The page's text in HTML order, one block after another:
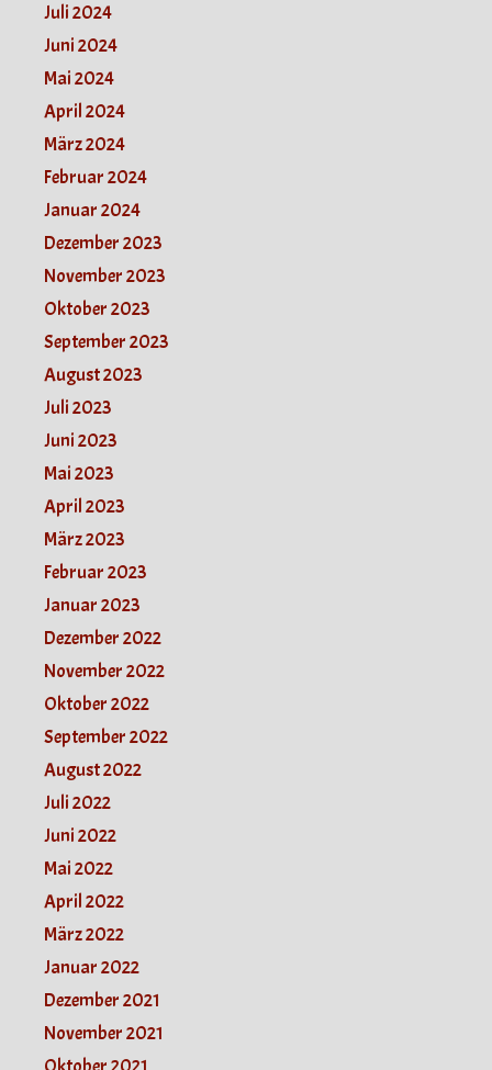
Juli 2024
Juni 2024
Mai 2024
April 2024
März 2024
Februar 2024
Januar 2024
Dezember 2023
November 2023
Oktober 2023
September 2023
August 2023
Juli 2023
Juni 2023
Mai 2023
April 2023
März 2023
Februar 2023
Januar 2023
Dezember 2022
November 2022
Oktober 2022
September 2022
August 2022
Juli 2022
Juni 2022
Mai 2022
April 2022
März 2022
Januar 2022
Dezember 2021
November 2021